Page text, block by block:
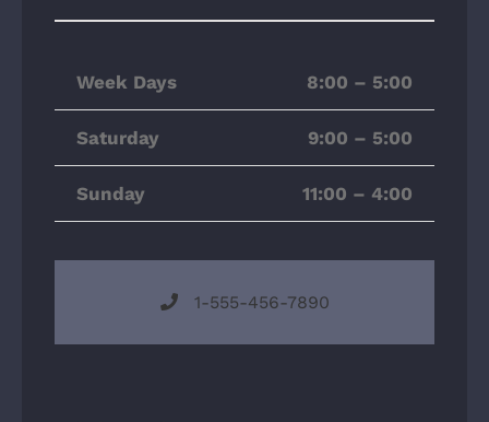
Week Days 8:00 – 5:00
Saturday 9:00 – 5:00
Sunday 11:00 – 4:00
1-555-456-7890